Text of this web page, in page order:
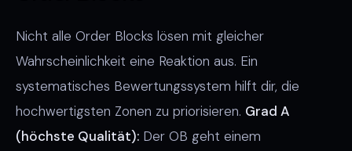
Nicht alle Order Blocks lösen mit gleicher
Wahrscheinlichkeit eine Reaktion aus. Ein
systematisches Bewertungssystem hilft dir, die
hochwertigsten Zonen zu priorisieren. Grad A
(höchste Qualität): Der OB geht einem